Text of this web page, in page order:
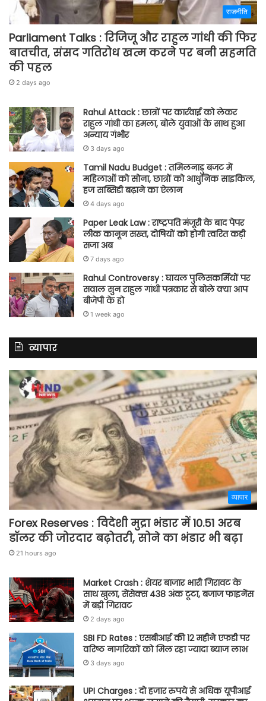
राजनीति
Parliament Talks : रिजिजू और राहुल गांधी की फिर
बातचीत, संसद गतिरोध खत्म करने पर बनी सहमति
की पहल
2 days ago
Rahul Attack : छात्रों पर कार्रवाई को लेकर
राहुल गांधी का हमला, बोले युवाओं के साथ हुआ
अन्याय गंभीर
3 days ago
Tamil Nadu Budget : तमिलनाडु बजट में
महिलाओं को सोना, छात्रों को आधुनिक साइकिल,
हज सब्सिडी बढ़ाने का ऐलान
4 days ago
Paper Leak Law : राष्ट्रपति मंजूरी के बाद पेपर
लीक कानून सख्त, दोषियों को होगी त्वरित कड़ी
सजा अब
7 days ago
Rahul Controversy : घायल पुलिसकर्मियों पर
सवाल सुन राहुल गांधी पत्रकार से बोले क्या आप
बीजेपी के हो
1 week ago
व्यापार
व्यापार
Forex Reserves : विदेशी मुद्रा भंडार में 10.51 अरब
डॉलर की जोरदार बढ़ोतरी, सोने का भंडार भी बढ़ा
21 hours ago
Market Crash : शेयर बाजार भारी गिरावट के
साथ खुला, सेंसेक्स 438 अंक टूटा, बजाज फाइनेंस
में बड़ी गिरावट
2 days ago
SBI FD Rates : एसबीआई की 12 महीने एफडी पर
वरिष्ठ नागरिकों को मिल रहा ज्यादा ब्याज लाभ
3 days ago
UPI Charges : दो हजार रुपये से अधिक यूपीआई